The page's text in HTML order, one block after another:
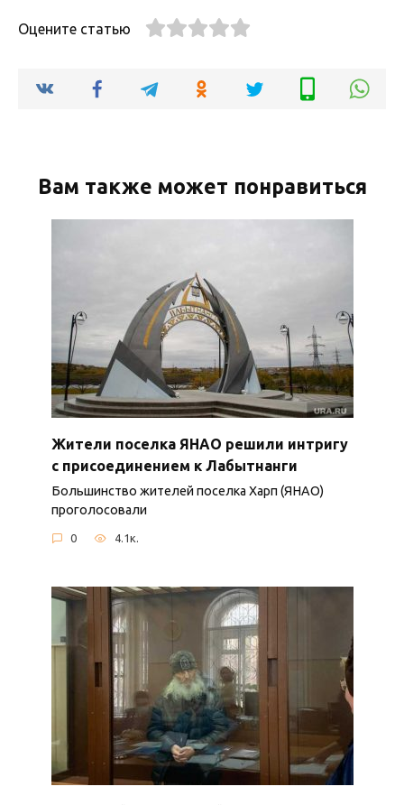
Оцените статью
Вам также может понравиться
Жители поселка ЯНАО решили интригу
с присоединением к Лабытнанги
Большинство жителей поселка Харп (ЯНАО)
проголосовали
0 4.1к.